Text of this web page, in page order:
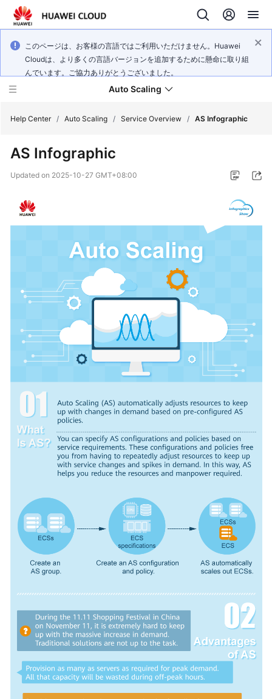
このページは、お客様の言語ではご利用いただけません。Huawei
Cloudは、より多くの言語バージョンを追加するために懸命に取り組
んでいます。ご協力ありがとうございました。
Auto Scaling
What's
New
Service
Overview
Guide
Practices
API
Reference
FAQs
Glossary
More
Documents
Reference
Glossary
Shared
Responsibilities
Service
Help Center / Auto Scaling / Service Overview / AS Infographic
AS Infographic
Updated on 2025-10-27 GMT+08:00